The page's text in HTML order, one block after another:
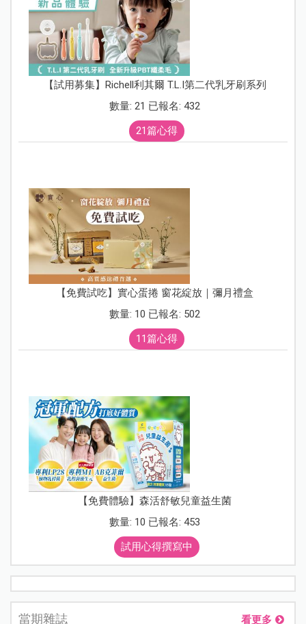
【試用募集】Richell利其爾 T.L.I第二代乳牙刷系列
數量: 21 已報名: 432
21篇心得
【免費試吃】實心蛋捲 窗花綻放｜彌月禮盒
數量: 10 已報名: 502
11篇心得
【免費體驗】森活舒敏兒童益生菌
數量: 10 已報名: 453
試用心得撰寫中
當期雜誌 看更多